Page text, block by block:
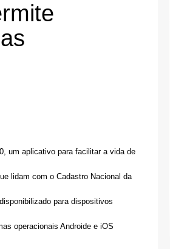
um aplicativo para facilitar a vida de
lidam com o Cadastro Nacional da
para dispositivos
operacionais Androide e iOS